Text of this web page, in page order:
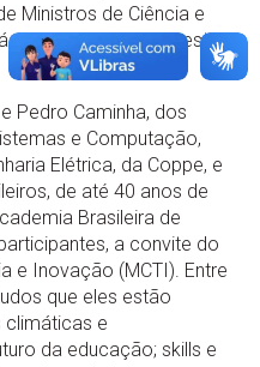
Ministros de Ciência e
realizado também neste
Pedro Caminha, dos
e Computação,
Elétrica, da Coppe, e
de até 40 anos de
Brasileira de
a convite do
e Inovação (MCTI). Entre
que eles estão
climáticas e
da educação; skills e